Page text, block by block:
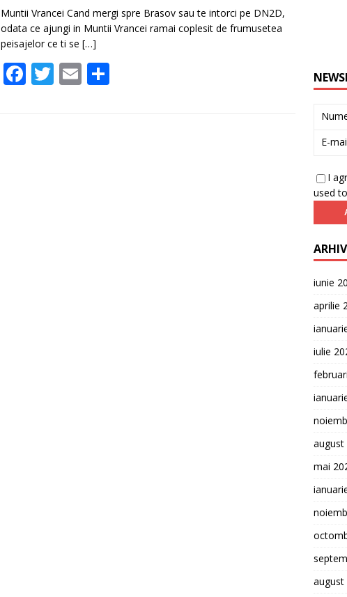
Muntii Vrancei Cand mergi spre Brasov sau te intorci pe DN2D,
odata ce ajungi in Muntii Vrancei ramai coplesit de frumusetea
peisajelor ce ti se […]
F
ac
T
w
E
m
E-
I
used
iunie
aprilie
iulie
august
mai
august